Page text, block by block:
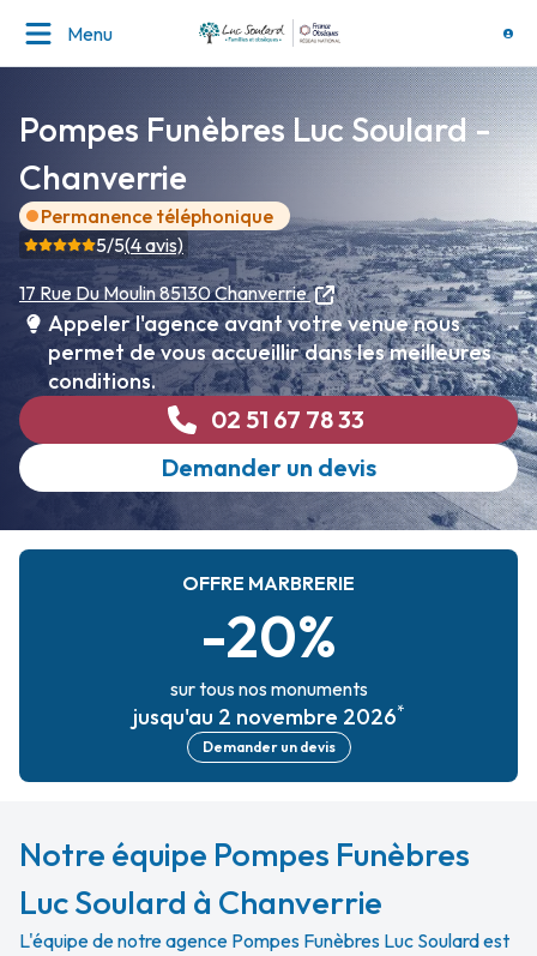
Menu
Pompes Funèbres Luc Soulard -
Chanverrie
Permanence téléphonique
5/5(4avis)
17 Rue Du Moulin85130 Chanverrie
02 51 67 78 33
Demander un devis
Appeler l'agence avant votre venue nous
permet de vous accueillir dans les meilleures
conditions.
OFFRE MARBRERIE
-20%
sur tous nos monuments
jusqu'au 2 novembre 2026*
Demander un devis
Notre équipe Pompes Funèbres
Luc Soulard à Chanverrie
L'équipe de notre agence Pompes Funèbres Luc Soulard est